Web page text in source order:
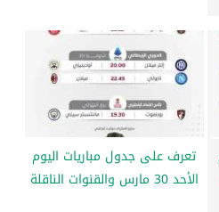
تعرف على جدول مباريات اليوم
الأحد 30 مارس والقنوات الناقلة